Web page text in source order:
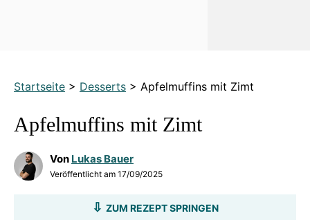
Startseite > Desserts > Apfelmuffins mit Zimt
Apfelmuffins mit Zimt
Von Lukas Bauer
Veröffentlicht am 17/09/2025
ZUM REZEPT SPRINGEN